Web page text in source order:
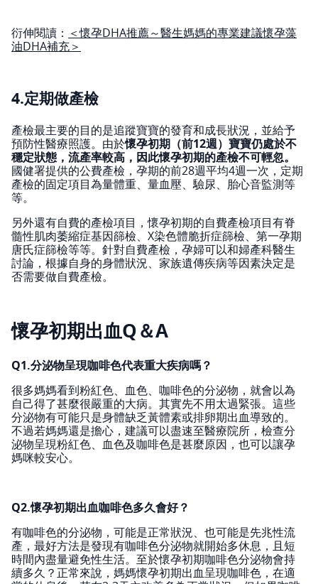
衍伸閱讀： ＜懷孕DHA推薦～醫生媽媽的專業建議懷孕藻
油DHA補充＞
4.定期做產檢
產檢最主要的目的是追蹤寶寶的發育和成長狀況，並給予
預防性醫療照護。由於懷孕初期（前12週）寶寶仍處於不
穩定狀態，流產率較高，因此懷孕初期的產檢不可輕忽。
國健署提供的公費產檢，孕期的前28週平均4週一次，定期
產檢的固定項目為量體重、量血壓、驗尿、胎心音監測等
等。
另外還有自費的產檢項目，懷孕初期的自費產檢項目有脊
髓性肌肉萎縮症基因篩檢、X染色體脆折症篩檢、第一孕期
唐氏症篩檢等等。針對自費產檢，孕婦可以和婦產科醫生
討論，根據自身的身體狀況、家族遺傳疾病等因素決定是
否需要做自費產檢。
懷孕初期出血Q＆A
Q1.分泌物呈現咖啡色代表重大疾病嗎？
很多媽媽看到粉紅色、血色、咖啡色的分泌物，就會以為
自己得了甚麼很嚴重的大病。其實先不用太過緊張。這些
分泌物有可能只是身體缺乏黃體素或排卵期出血導致的。
不過若媽媽還是擔心，建議可以盡速至醫療院所，檢查分
泌物呈現粉紅色、血色及咖啡色是甚麼原因，也可以讓孕
媽咪較安心。
Q2.懷孕初期出血咖啡色多久會好？
有咖啡色的分泌物，可能是正常狀況、也可能是先兆性流
產，最好方法是發現有咖啡色分泌物就開始多休息，且短
時間內盡量避免性生活。至於懷孕初期咖啡色分泌物會持
續多久？正常來說，媽媽懷孕初期出血呈現咖啡色，在適